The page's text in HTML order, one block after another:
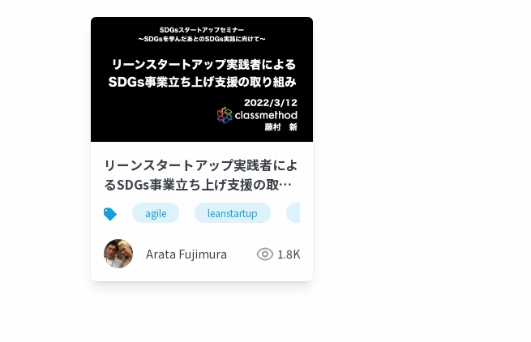
リーンスタートアップ実践者によ
るSDGs事業立ち上げ支援の取り
組み
agile leanstartup sdgs
Arata Fujimura 1.8K